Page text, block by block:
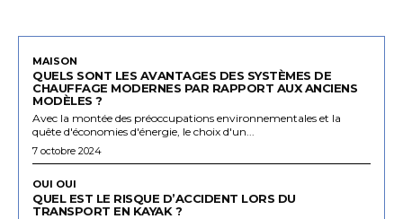
MAISON
QUELS SONT LES AVANTAGES DES SYSTÈMES DE
CHAUFFAGE MODERNES PAR RAPPORT AUX ANCIENS
MODÈLES ?
Avec la montée des préoccupations environnementales et la
quête d'économies d'énergie, le choix d'un...
7 octobre 2024
OUI OUI
QUEL EST LE RISQUE D’ACCIDENT LORS DU
TRANSPORT EN KAYAK ?